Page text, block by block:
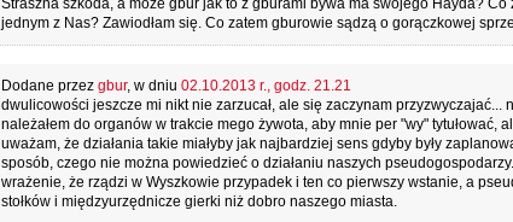
Straszna szkoda, a może gbur jak to z gburami bywa ma swojego Hayda? Co
jednym z Nas? Zawiodłam się. Co zatem gburowie sądzą o gorączkowej
Dodane przez gbur, w dniu 02.10.2013 r., godz. 21.21
dwulicowości jeszcze mi nikt nie zarzucał, ale się zaczynam przyzwyczajać...
należałem do organów w trakcie mego żywota, aby mnie per "wy" tytułować,
uważam, że działania takie miałyby jak najbardziej sens gdyby były
sposób, czego nie można powiedzieć o działaniu naszych
wrażenie, że rządzi w Wyszkowie przypadek i ten co pierwszy wstanie, a
stołków i międzyurzędnicze gierki niż dobro naszego miasta.